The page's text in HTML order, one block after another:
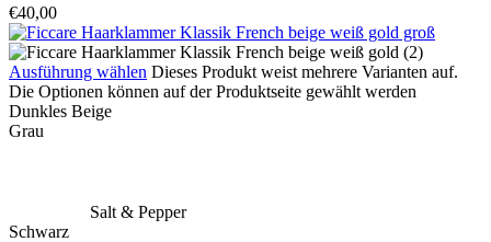
€40,00
Ausführung wählen Dieses Produkt weist mehrere Varianten auf.
Die Optionen können auf der Produktseite gewählt werden
Dunkles Beige
Grau
Salt & Pepper
Schwarz